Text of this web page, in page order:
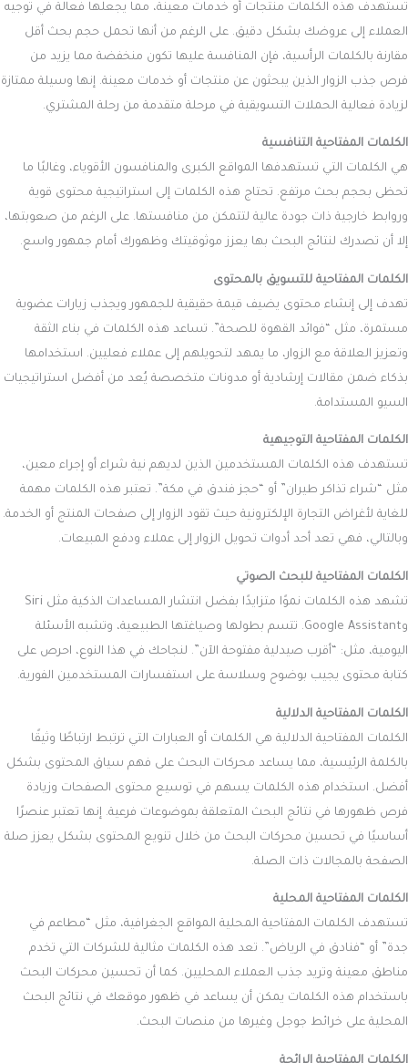
تستهدف هذه الكلمات منتجات أو خدمات معينة، مما يجعلها فعالة في توجيه
العملاء إلى عروضك بشكل دقيق. على الرغم من أنها تحمل حجم بحث أقل
مقارنة بالكلمات الرأسية، فإن المنافسة عليها تكون منخفضة مما يزيد من
فرص جذب الزوار الذين يبحثون عن منتجات أو خدمات معينة. إنها وسيلة ممتازة
لزيادة فعالية الحملات التسويقية في مرحلة متقدمة من رحلة المشتري.
الكلمات المفتاحية التنافسية
هي الكلمات التي تستهدفها المواقع الكبرى والمنافسون الأقوياء، وغالبًا ما
تحظى بحجم بحث مرتفع. تحتاج هذه الكلمات إلى استراتيجية محتوى قوية
وروابط خارجية ذات جودة عالية لتتمكن من منافستها. على الرغم من صعوبتها،
إلا أن تصدرك لنتائج البحث بها يعزز موثوقيتك وظهورك أمام جمهور واسع.
الكلمات المفتاحية للتسويق بالمحتوى
تهدف إلى إنشاء محتوى يضيف قيمة حقيقية للجمهور ويجذب زيارات عضوية
مستمرة، مثل “فوائد القهوة للصحة”. تساعد هذه الكلمات في بناء الثقة
وتعزيز العلاقة مع الزوار، ما يمهد لتحويلهم إلى عملاء فعليين. استخدامها
بذكاء ضمن مقالات إرشادية أو مدونات متخصصة يُعد من أفضل استراتيجيات
السيو المستدامة.
الكلمات المفتاحية التوجيهية
تستهدف هذه الكلمات المستخدمين الذين لديهم نية شراء أو إجراء معين،
مثل “شراء تذاكر طيران” أو “حجز فندق في مكة”. تعتبر هذه الكلمات مهمة
للغاية لأغراض التجارة الإلكترونية حيث تقود الزوار إلى صفحات المنتج أو الخدمة.
وبالتالي، فهي تعد أحد أدوات تحويل الزوار إلى عملاء ودفع المبيعات.
الكلمات المفتاحية للبحث الصوتي
تشهد هذه الكلمات نموًا متزايدًا بفضل انتشار المساعدات الذكية مثل Siri
وGoogle Assistant. تتسم بطولها وصياغتها الطبيعية، وتشبه الأسئلة
اليومية، مثل: “أقرب صيدلية مفتوحة الآن”. لنجاحك في هذا النوع، احرص على
كتابة محتوى يجيب بوضوح وسلاسة على استفسارات المستخدمين الفورية.
الكلمات المفتاحية الدلالية
الكلمات المفتاحية الدلالية هي الكلمات أو العبارات التي ترتبط ارتباطًا وثيقًا
بالكلمة الرئيسية، مما يساعد محركات البحث على فهم سياق المحتوى بشكل
أفضل. استخدام هذه الكلمات يسهم في توسيع محتوى الصفحات وزيادة
فرص ظهورها في نتائج البحث المتعلقة بموضوعات فرعية. إنها تعتبر عنصرًا
أساسيًا في تحسين محركات البحث من خلال تنويع المحتوى بشكل يعزز صلة
الصفحة بالمجالات ذات الصلة.
الكلمات المفتاحية المحلية
تستهدف الكلمات المفتاحية المحلية المواقع الجغرافية، مثل “مطاعم في
جدة” أو “فنادق في الرياض”. تعد هذه الكلمات مثالية للشركات التي تخدم
مناطق معينة وتريد جذب العملاء المحليين. كما أن تحسين محركات البحث
باستخدام هذه الكلمات يمكن أن يساعد في ظهور موقعك في نتائج البحث
المحلية على خرائط جوجل وغيرها من منصات البحث.